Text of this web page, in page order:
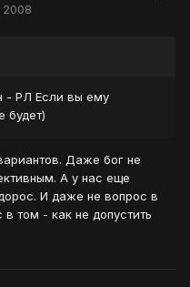
2008
- РЛ Если вы ему
будет)
Даже бог не
А у нас еще
И даже не вопрос в
том - как не допустить